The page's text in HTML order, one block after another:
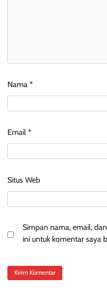
Nama *
Email *
Situs Web
Simpan nama, email,
ini untuk komentar saya